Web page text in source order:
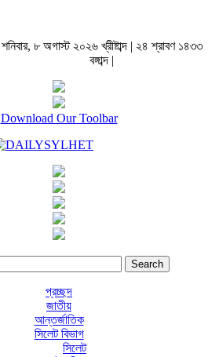
শনিবার, ৮ অগাস্ট ২০২৬ খ্রীষ্টাব্দ | ২৪ শ্রাবণ ১৪৩৩
বঙ্গাব্দ |
Download Our Toolbar
প্রচ্ছদ
জাতীয়
আন্তর্জাতিক
সিলেট বিভাগ
সিলেট